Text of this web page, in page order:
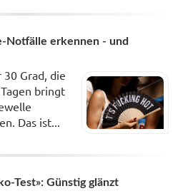
Notfälle erkennen - und
Grad, die
bringt
Das ist...
Test»: Günstig glänzt